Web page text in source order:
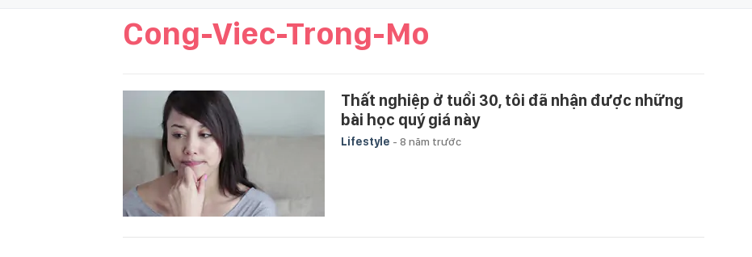
Cong-Viec-Trong-Mo
Thất nghiệp ở tuổi 30, tôi đã nhận được những
bài học quý giá này
Lifestyle - 8 năm trước